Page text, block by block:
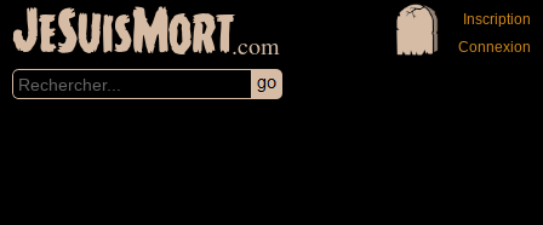
JeSuisMort.com
Inscription
Connexion